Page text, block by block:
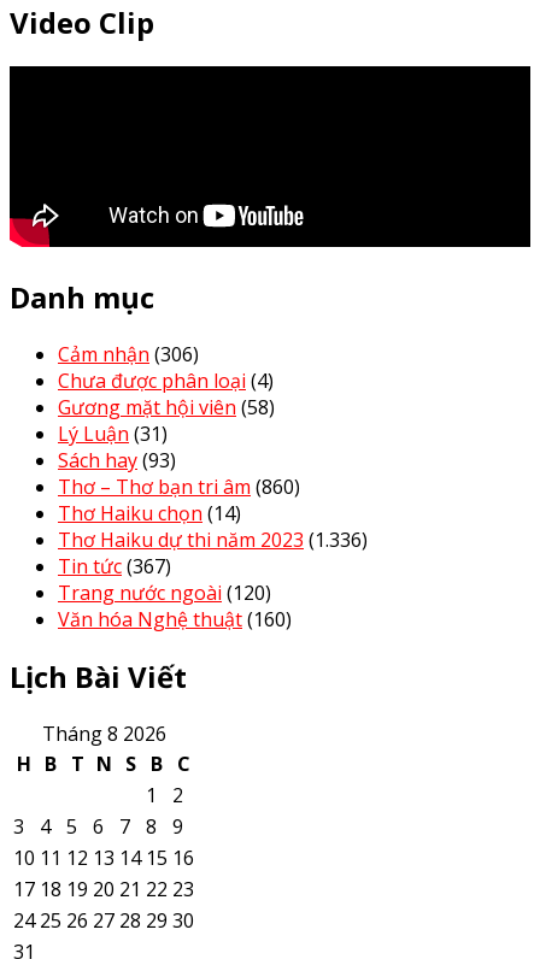
cho:
Video Clip
Danh mục
Cảm nhận (306)
Chưa được phân loại (4)
Gương mặt hội viên (58)
Lý Luận (31)
Sách hay(93)
Thơ – Thơ bạn tri âm (860)
Thơ Haiku chọn (14)
Thơ Haiku dự thi năm 2023 (1.336)
Tin tức(367)
Trang nước ngoài (120)
Văn hóa Nghệ thuật(160)
Lịch Bài Viết
Tháng 8 2026
H B T N S B C
1
2
3
4 5 6 7 8
9
10 11 12 13 14 15 16
17 18 19 20 21 22 23
24 25 26 27 28 29 30
31